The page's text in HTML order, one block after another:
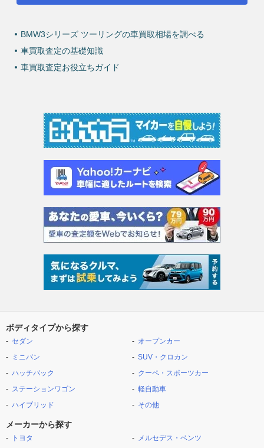
BMW3シリーズ ツーリングの車買取相場を調べる
車買取査定の基礎知識
車買取査定お役立ちガイド
ボディタイプから探す
セダン
ミニバン
ハッチバック
ステーションワゴン
ハイブリッド
オープンカー
SUV・クロカン
クーペ・スポーツカー
軽自動車
その他
メーカーから探す
トヨタ
メルセデス・ベンツ